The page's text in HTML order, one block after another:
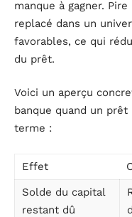
manque à gagner.
replacé dans un
favorables, ce qui
du prêt.
Voici un aperçu
banque quand un
terme :
Effet
Solde du capital
restant dû